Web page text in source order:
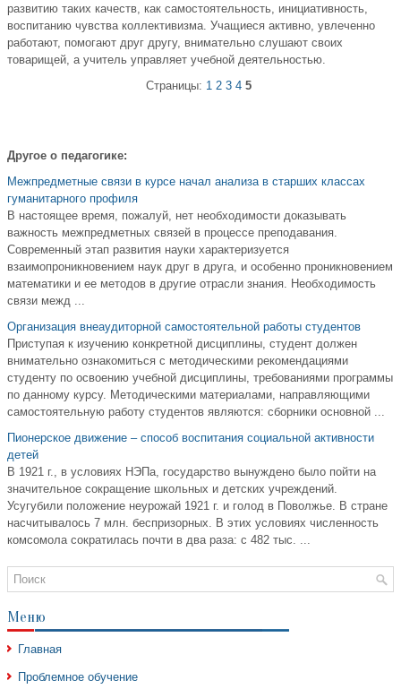
развитию таких качеств, как самостоятельность, инициативность,
воспитанию чувства коллективизма. Учащиеся активно, увлеченно
работают, помогают друг другу, внимательно слушают своих
товарищей, а учитель управляет учебной деятельностью.
Страницы: 1 2 3 4 5
Другое о педагогике:
Межпредметные связи в курсе начал анализа в старших классах
гуманитарного профиля
В настоящее время, пожалуй, нет необходимости доказывать
важность межпредметных связей в процессе преподавания.
Современный этап развития науки характеризуется
взаимопроникновением наук друг в друга, и особенно проникновением
математики и ее методов в другие отрасли знания. Необходимость
связи межд ...
Организация внеаудиторной самостоятельной работы студентов
Приступая к изучению конкретной дисциплины, студент должен
внимательно ознакомиться с методическими рекомендациями
студенту по освоению учебной дисциплины, требованиями программы
по данному курсу. Методическими материалами, направляющими
самостоятельную работу студентов являются: сборники основной ...
Пионерское движение – способ воспитания социальной активности
детей
В 1921 г., в условиях НЭПа, государство вынуждено было пойти на
значительное сокращение школьных и детских учреждений.
Усугубили положение неурожай 1921 г. и голод в Поволжье. В стране
насчитывалось 7 млн. беспризорных. В этих условиях численность
комсомола сократилась почти в два раза: с 482 тыс. ...
Меню
Главная
Проблемное обучение